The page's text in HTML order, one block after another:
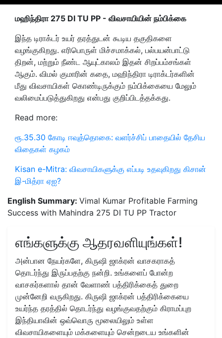
மஹிந்திரா 275 DI TU PP - விவசாயியின் நம்பிக்கை
இந்த டிராக்டர் உயர் தரத்துடன் கூடிய தகுதிகளை
வழங்குகிறது. எரிபொருள் மிச்சமாக்கல், பல்பயன்பாட்டு
திறன், மற்றும் நீண்ட ஆயுட்காலம் இதன் சிறப்பம்சங்கள்
ஆகும். விமல் குமாரின் கதை, மஹிந்திரா டிராக்டர்களின்
மீது விவசாயிகள் கொண்டிருக்கும் நம்பிக்கையை மேலும்
வலிமைப்படுத்துகிறது என்பது குறிப்பிடத்தக்கது.
Read more:
ரூ.35.30 கோடி ஈவுத்தொகை: வளர்ச்சிப் பாதையில் தேசிய
விதைகள் கழகம்
Kisan e-Mitra: விவசாயிகளுக்கு எப்படி உதவுகிறது கிசான்
இ-மித்ரா ஏஐ?
English Summary: Vimal Kumar Profitable Farming
Success with Mahindra 275 DI TU PP Tractor
எங்களுக்கு ஆதரவளியுங்கள்!
அன்பான நேயர்களே, கிருஷி ஜாக்ரன் வாசகராகத்
தொடர்ந்து இருப்பதற்கு நன்றி. உங்களைப் போன்ற
வாசகர்களால் தான் வேளாண் பத்திரிக்கைத் துறை
முன்னேறி வருகிறது. கிருஷி ஜாக்ரன் பத்திரிக்கையை
உயர்ந்த தரத்தில் தொடர்ந்து வழங்குவதற்கும் கிராமப்புற
இந்தியாவின் ஒவ்வொரு மூலையிலும் உள்ள
விவசாயிகளையும் மக்களையும் சென்றடைய உங்களின்